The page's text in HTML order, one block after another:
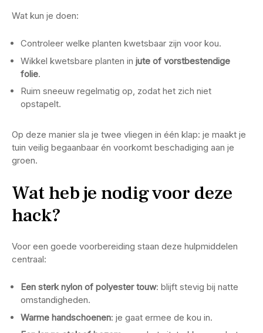
Wat kun je doen:
Controleer welke planten kwetsbaar zijn voor kou.
Wikkel kwetsbare planten in jute of vorstbestendige
folie.
Ruim sneeuw regelmatig op, zodat het zich niet
opstapelt.
Op deze manier sla je twee vliegen in één klap: je maakt je
tuin veilig begaanbaar én voorkomt beschadiging aan je
groen.
Wat heb je nodig voor deze
hack?
Voor een goede voorbereiding staan deze hulpmiddelen
centraal:
Een sterk nylon of polyester touw: blijft stevig bij natte
omstandigheden.
Warme handschoenen: je gaat ermee de kou in.